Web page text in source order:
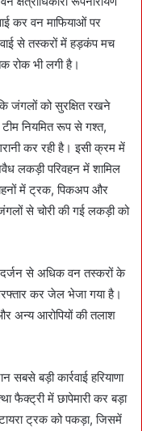
कर वन माफियाओं पर
से तस्करों में हड़कंप मच
रोक भी लगी है।
जंगलों को सुरक्षित रखने
नियमित रूप से गश्त,
कर रही है। इसी क्रम में
लकड़ी परिवहन में शामिल
में ट्रक, पिकअप और
से चोरी की गई लकड़ी को
दर्जन से अधिक वन तस्करों के
कर जेल भेजा गया है।
अन्य आरोपियों की तलाश
बड़ी कार्रवाई हरियाणा
फैक्ट्री में छापेमारी कर बड़ा
ट्रक को पकड़ा, जिसमें